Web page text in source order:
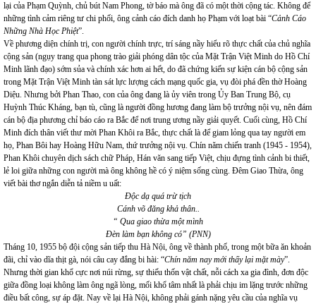
lại của Phạm Quỳnh, chủ bút Nam Phong, tờ báo mà ông đã có một thời cộng tác. Không để
những tình cảm riêng tư chi phối, ông cảnh cáo đích danh họ Phạm với loạt bài “Cảnh Cáo
Những Nhà Học Phiệt”.
Về phương diện chính trị, con người chính trực, trí sáng nầy hiểu rõ thực chất của chủ nghĩa
cộng sản (ngụy trang qua phong trào giải phóng dân tộc của Mặt Trận Việt Minh do Hồ Chí
Minh lãnh đạo) sớm sủa và chính xác hơn ai hết, do đã chứng kiến sự kiện cán bộ cộng sản
trong Mặt Trận Việt Minh tàn sát lực lượng cách mạng quốc gia, vụ đòi phá đền thờ Hoàng
Diệu. Nhưng bởi Phan Thao, con của ông đang là ủy viên trong Ủy Ban Trung Bộ, cụ
Huỳnh Thúc Kháng, bạn tù, cũng là người đồng hương đang làm bộ trưởng nội vụ, nên đám
cán bộ địa phương chỉ báo cáo ra Bắc để nơi trung ương nầy giải quyết. Cuối cùng, Hồ Chí
Minh đích thân viết thư mời Phan Khôi ra Bắc, thực chất là để giam lỏng qua tay người em
họ, Phan Bôi hay Hoàng Hữu Nam, thứ trưởng nội vụ. Chín năm chiến tranh (1945 - 1954),
Phan Khôi chuyên dịch sách chữ Pháp, Hán văn sang tiếp Việt, chịu đựng tình cảnh bi thiết,
lẻ loi giữa những con người mà ông không hề có ý niệm sống cùng. Đêm Giao Thừa, ông
viết bài thơ ngắn diễn tả niềm u uất:
Độc dạ quá trừ tịch
Cánh võ đăng khả thân..
“ Qua giao thừa một mình
Đèn làm bạn không có” (PNN)
Tháng 10, 1955 bộ đội cộng sản tiếp thu Hà Nội, ông về thành phố, trong một bữa ăn khoản
đãi, chỉ vào dĩa thịt gà, nói câu cay đắng bi hài: “Chín năm nay mới thấy lại mặt mày”.
Nhưng thời gian khổ cực nơi núi rừng, sự thiếu thốn vật chất, nỗi cách xa gia đình, đơn độc
giữa đồng loại không làm ông ngã lòng, mối khổ tâm nhất là phải chịu im lặng trước những
điều bất công, sự áp đặt. Nay về lại Hà Nội, không phải gánh nặng yêu cầu của nghĩa vụ